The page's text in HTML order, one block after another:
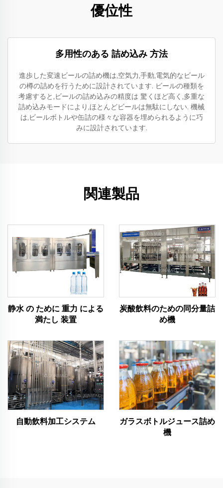
優位性
多用性のある 詰め込み 方法
進歩した変速ビールの詰め機は,空気力,手動,電気的なビール
の樽の詰めを行うために設計されています. ビールの種類を
考慮すると,ビールの詰め込みの精度は 驚くほど高く,多重な
詰め込みモードにより,ほとんどビールは無駄にしない. 機械
は,ビールボトルや缶詰の様々な容器を埋められるように巧
みに設計されています.
関連製品
静水 の ために 重力 による
満たし 装置
炭酸飲料のための同分量詰
め機
自動飲料加工システム
ガラスボトルジュース詰め
機